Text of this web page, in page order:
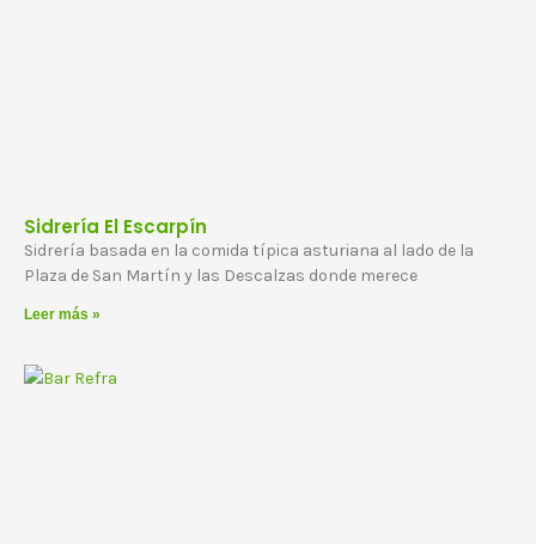
Sidrería El Escarpín
Sidrería basada en la comida típica asturiana al lado de la
Plaza de San Martín y las Descalzas donde merece
Leer más »